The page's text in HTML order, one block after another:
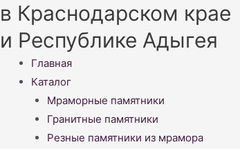
в Краснодарском крае
и Республике Адыгея
Меню
Главная
Каталог
Мраморные памятники
Гранитные памятники
Резные памятники из мрамора